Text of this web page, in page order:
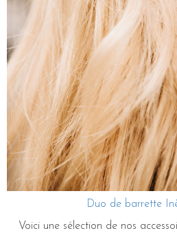
Duo de barrette
Voici une sélection de nos